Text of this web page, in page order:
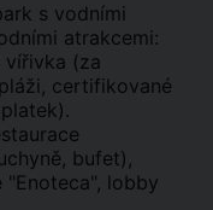
s vodními
atrakcemi:
vířivka (za
certifikované
bufet),
lobby